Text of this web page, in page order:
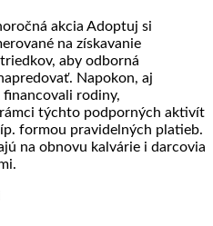
akcia Adoptuj si
na získavanie
aby odborná
Napokon, aj
rodiny,
týchto podporných aktivít
formou pravidelných platieb.
na obnovu kalvárie i darcovia